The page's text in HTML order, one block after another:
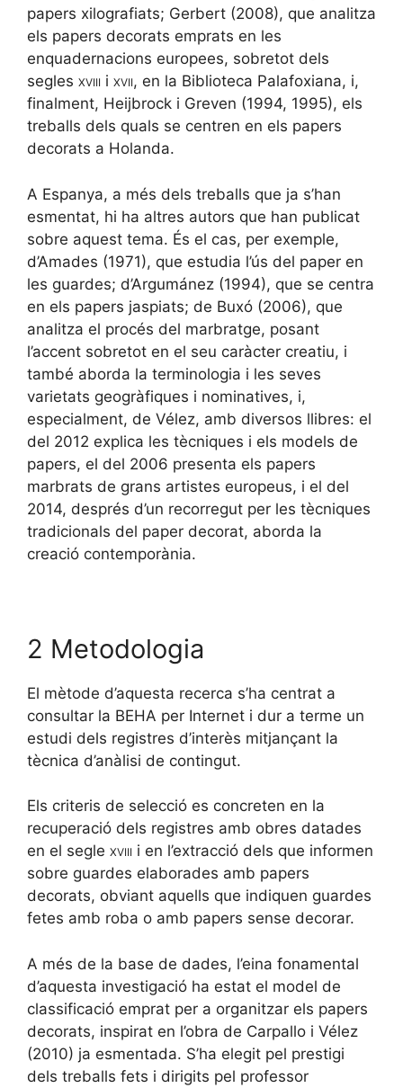
papers xilografiats; Gerbert (2008), que analitza
els papers decorats emprats en les
enquadernacions europees, sobretot dels
segles xviii i xvii, en la Biblioteca Palafoxiana, i,
finalment, Heijbrock i Greven (1994, 1995), els
treballs dels quals se centren en els papers
decorats a Holanda.
A Espanya, a més dels treballs que ja s’han
esmentat, hi ha altres autors que han publicat
sobre aquest tema. És el cas, per exemple,
d’Amades (1971), que estudia l’ús del paper en
les guardes; d’Argumánez (1994), que se centra
en els papers jaspiats; de Buxó (2006), que
analitza el procés del marbratge, posant
l’accent sobretot en el seu caràcter creatiu, i
també aborda la terminologia i les seves
varietats geogràfiques i nominatives, i,
especialment, de Vélez, amb diversos llibres: el
del 2012 explica les tècniques i els models de
papers, el del 2006 presenta els papers
marbrats de grans artistes europeus, i el del
2014, després d’un recorregut per les tècniques
tradicionals del paper decorat, aborda la
creació contemporània.
2 Metodologia
El mètode d’aquesta recerca s’ha centrat a
consultar la BEHA per Internet i dur a terme un
estudi dels registres d’interès mitjançant la
tècnica d’anàlisi de contingut.
Els criteris de selecció es concreten en la
recuperació dels registres amb obres datades
en el segle xviii i en l’extracció dels que informen
sobre guardes elaborades amb papers
decorats, obviant aquells que indiquen guardes
fetes amb roba o amb papers sense decorar.
A més de la base de dades, l’eina fonamental
d’aquesta investigació ha estat el model de
classificació emprat per a organitzar els papers
decorats, inspirat en l’obra de Carpallo i Vélez
(2010) ja esmentada. S’ha elegit pel prestigi
dels treballs fets i dirigits pel professor